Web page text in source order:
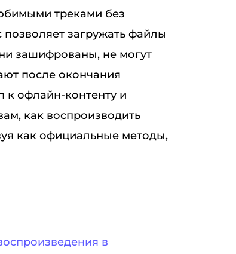
треками без
загружать файлы
зашифрованы, не могут
после окончания
к офлайн-контенту и
как воспроизводить
как официальные методы,
в